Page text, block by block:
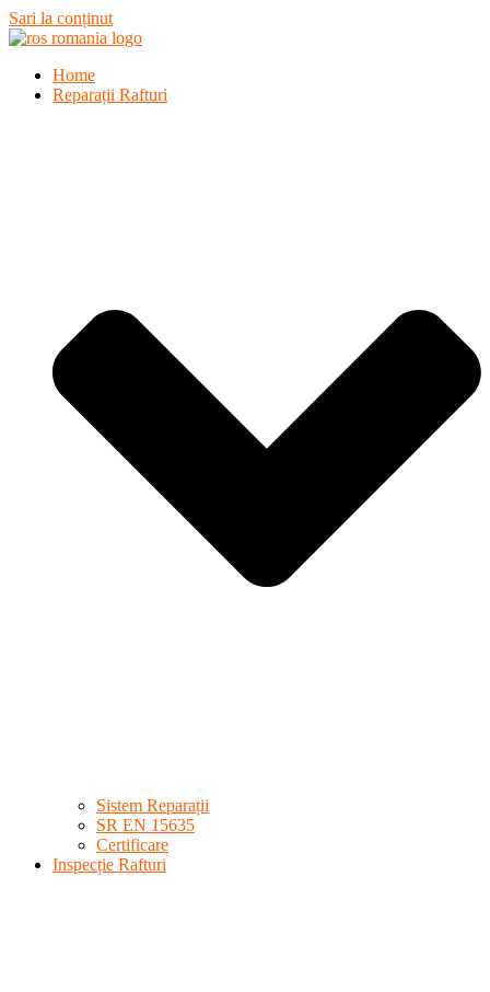
Sari la conținut
Home
Reparații Rafturi
Sistem Reparații
SR EN 15635
Certificare
Inspecție Rafturi